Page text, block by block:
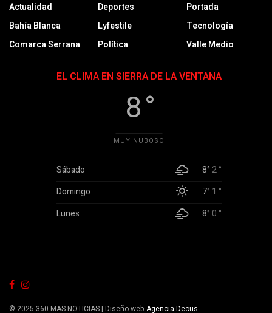
Actualidad
Bahía Blanca
Comarca Serrana
Deportes
Lyfestile
Política
Portada
Tecnología
Valle Medio
EL CLIMA EN SIERRA DE LA VENTANA
8 °
MUY NUBOSO
Sábado 8°2 °
Domingo
7° 1 °
Lunes
8°0 °
© 2025 360 MAS NOTICIAS | Diseño web Agencia Decus